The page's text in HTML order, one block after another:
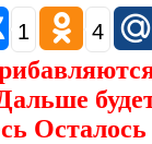
1 4